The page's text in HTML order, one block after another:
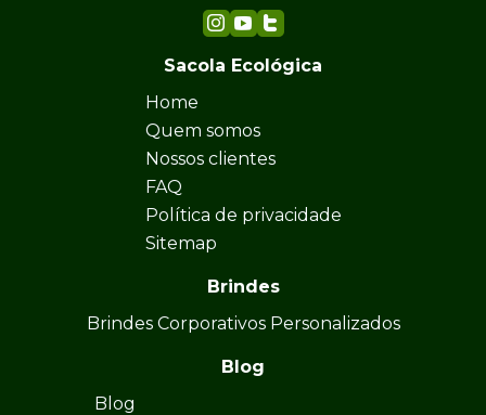
Sacola Ecológica
Home
Quem somos
Nossos clientes
FAQ
Política de privacidade
Sitemap
Brindes
Brindes Corporativos Personalizados
Blog
Blog